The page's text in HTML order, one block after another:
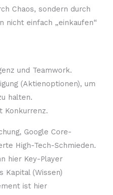
Chaos, sondern durch
nicht einfach „einkaufen“
und Teamwork.
(Aktienoptionen), um
halten.
Konkurrenz.
Google Core-
High-Tech-Schmieden.
hier Key-Player
Kapital (Wissen)
ist hier